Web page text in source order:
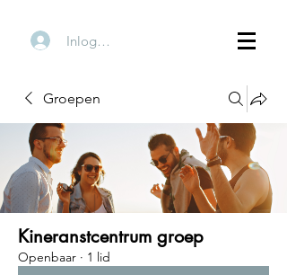
Inloggen
Groepen
Kineranstcentrum groep
Openbaar · 1 lid